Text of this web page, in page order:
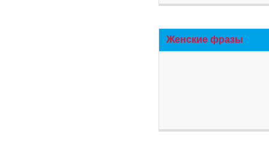
Женские фразы